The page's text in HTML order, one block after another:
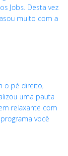
Jobs. Desta vez
muito com a
o pé direito,
uma pauta
relaxante com
você